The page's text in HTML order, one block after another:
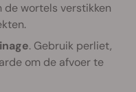
de wortels verstikken
. Gebruik perliet,
om de afvoer te